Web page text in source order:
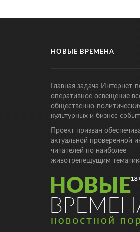
НОВЫЕ ВРЕМЕНА
Главная задача Интернет-
оперативное освещение
общественно-
культурных и бизнес
Проект призван
актуальной проверенной
читателей по наиболее
животрепещущим